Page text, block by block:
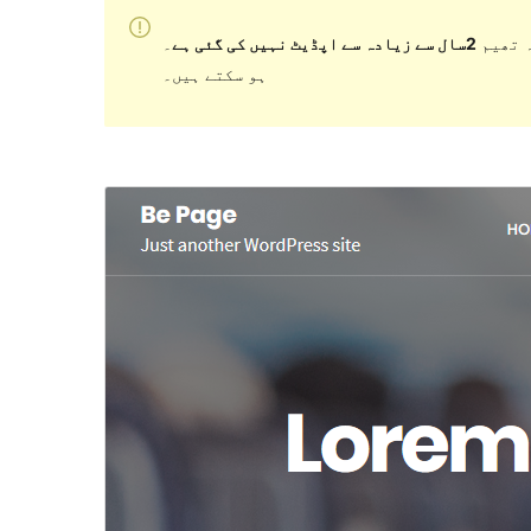
تھیم 2سال سے زیادہ سے اپڈیٹ نہیں کی گئی ہے
ہو سکتے ہیں۔